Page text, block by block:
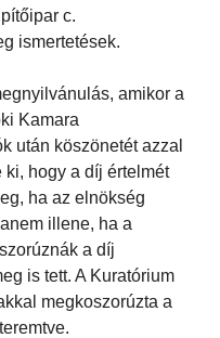
c.
ismertetések.
amikor a
Kamara
után köszönetét azzal
hogy a díj értelmét
ha az elnökség
illene, ha a
a díj
is tett. A Kuratórium
megkoszorúzta a